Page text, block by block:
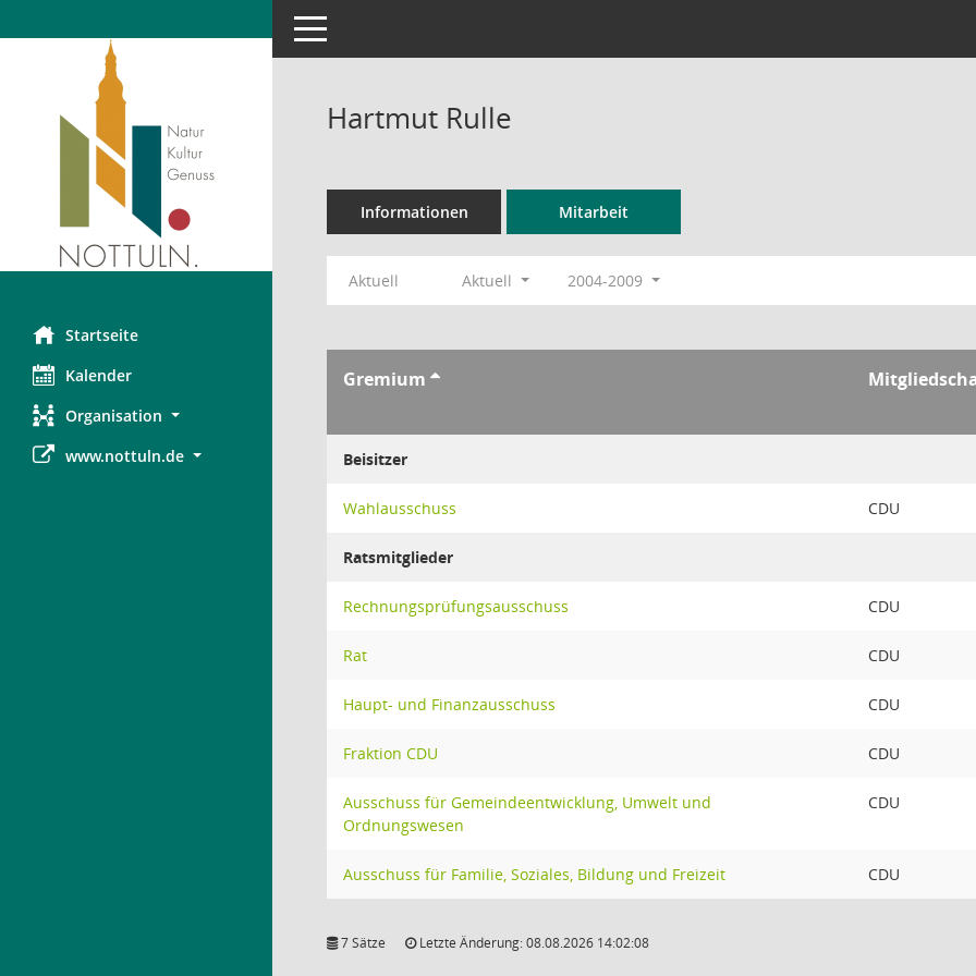
Startseite
Kalender
Organisation
www.nottuln.de
Toggle navigation
Hartmut Rulle
Informationen Mitarbeit
Aktuell Aktuell 2004-2009
Gremium
Beisitzer
Wahlausschuss CDU
Ratsmitglieder
Rechnungsprüfungsausschuss CDU
Rat CDU
Haupt- und Finanzausschuss CDU
Fraktion CDU CDU
Ausschuss für Gemeindeentwicklung, Umwelt und
Ordnungswesen
CDU
Ausschuss für Familie, Soziales, Bildung und Freizeit CDU
7 Sätze Letzte Änderung: 08.08.2026 14:02:08